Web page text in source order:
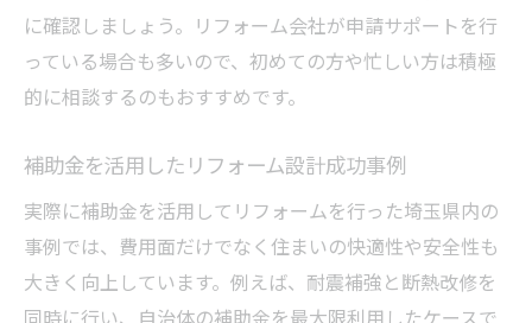
に確認しましょう。リフォーム会社が申請サポートを行
っている場合も多いので、初めての方や忙しい方は積極
的に相談するのもおすすめです。
補助金を活用したリフォーム設計成功事例
実際に補助金を活用してリフォームを行った埼玉県内の
事例では、費用面だけでなく住まいの快適性や安全性も
大きく向上しています。例えば、耐震補強と断熱改修を
同時に行い、自治体の補助金を最大限利用したケースで